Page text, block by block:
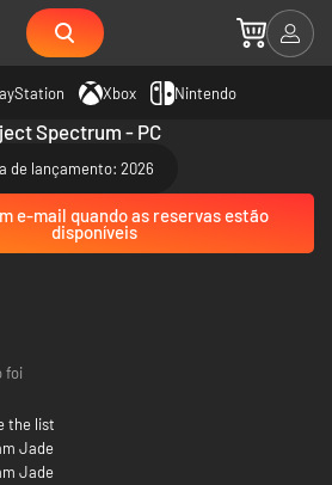
Xbox Nintendo
Spectrum - PC
de lançamento: 2026
e-mail quando as reservas estão
disponíveis
foi
the list
Jade
Jade